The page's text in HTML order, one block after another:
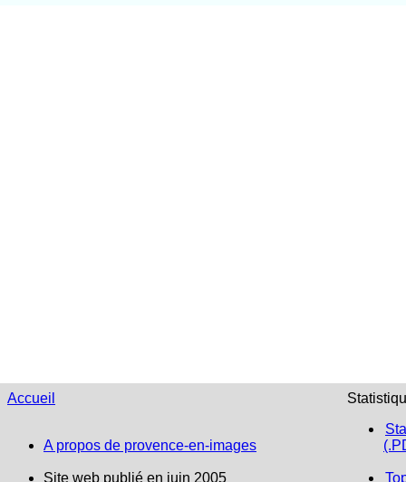
Accueil
A propos de provence-en-images
Site web publié en juin 2005